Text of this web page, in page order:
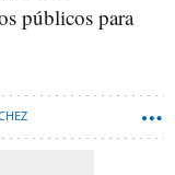
públicos para